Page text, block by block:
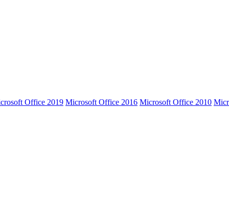
Office 2019 Microsoft Office 2016 Microsoft Office 2010